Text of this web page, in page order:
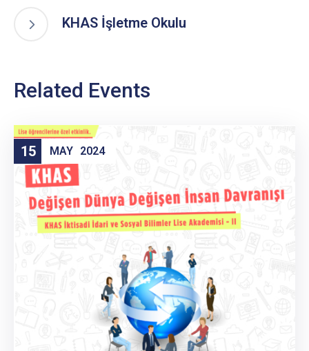
KHAS İşletme Okulu
Related Events
15 MAY 2024